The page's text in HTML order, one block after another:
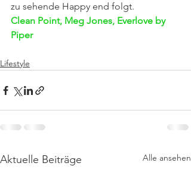
zu sehende Happy end folgt.
Clean Point, Meg Jones, Everlove by
Piper
Lifestyle
Aktuelle Beiträge Alle ansehen